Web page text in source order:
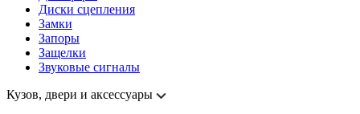
Диски сцепления
Замки
Запоры
Защелки
Звуковые сигналы
Кузов, двери и аксессуары